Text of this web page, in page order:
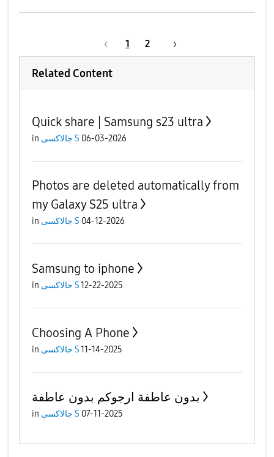
1 2
Related Content
Quick share | Samsung s23 ultra
in جالاكسى S 06-03-2026
Photos are deleted automatically from
my Galaxy S25 ultra
in جالاكسى S 04-12-2026
Samsung to iphone
in جالاكسى S12-22-2025
Choosing A Phone
in جالاكسى S11-14-2025
بدون عاطفة ارجوكم بدون عاطفة
in جالاكسى S 07-11-2025